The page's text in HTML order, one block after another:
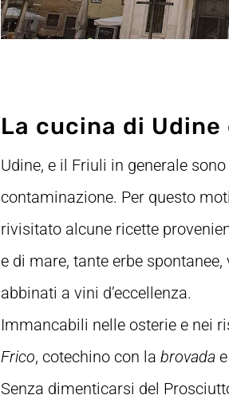
La cucina di Udine
Udine, e il Friuli in generale
contaminazione. Per questo
rivisitato alcune ricette
e di mare, tante erbe
abbinati a vini d’eccellenza.
Immancabili nelle osterie e nei
Frico, cotechino con labrovada
Senza dimenticarsi del